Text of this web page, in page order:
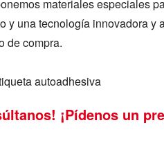
materiales especiales
y una tecnología innovadora y
de compra.
autoadhesiva
¡Pídenos un